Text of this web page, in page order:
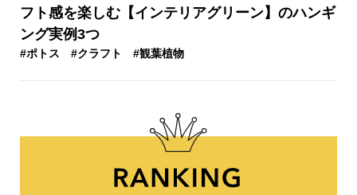
フト感を楽しむ【インテリアグリーン】のハンギ
ング実例3つ
#ポトス #クラフト #観葉植物